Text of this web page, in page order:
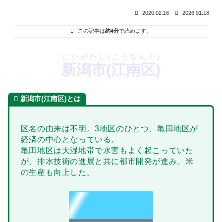
2020.02.16 2026.01.18
この記事は約4分で読めます。
新潟市(江南区)
にいがたし(こうなんく)
新潟市(江南区)とは
区名の由来は不明。3地区のひとつ、亀田地区が
経済の中心となっている。
亀田地区は大湿地帯で水害もよく起こっていた
が、排水技術の進展と共に都市開発が進み、米
の生産も向上した。